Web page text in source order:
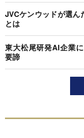
JVCケンウッドが選ん
とは
東大松尾研発AI企業
要諦